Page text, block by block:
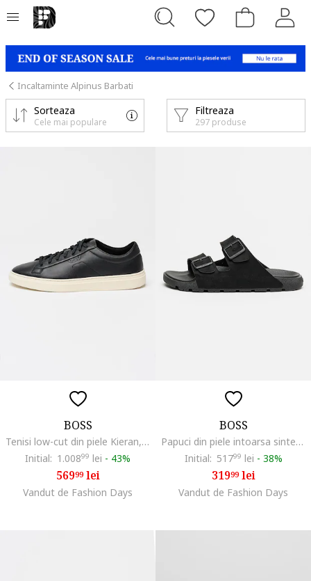
Incaltaminte Alpinus Barbati
Filtreaza
297 produse
Sorteaza
Cele mai populare
BOSS
Tenisi low-cut din piele Kieran, Negru
Initial: 1.00899 lei - 43%
56999lei
Vandut de Fashion Days
BOSS
Papuci din piele intoarsa sintetica cu catarama Surfley, Negru
Initial: 51799 lei - 38%
31999lei
Vandut de Fashion Days